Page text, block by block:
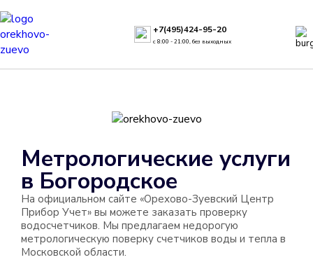
+7(495)424-95-20
с 8:00 - 21:00, без выходных
Метрологические услуги
в Богородское
На официальном сайте «Орехово-Зуевский Центр
Прибор Учет» вы можете заказать проверку
водосчетчиков. Мы предлагаем недорогую
метрологическую поверку счетчиков воды и тепла в
Московской области.